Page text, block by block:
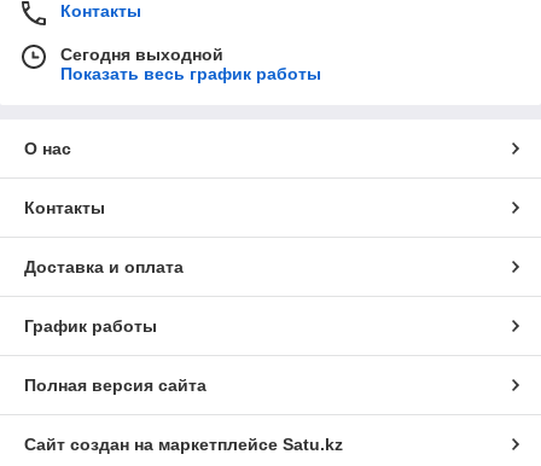
Контакты
Сегодня выходной
Показать весь график работы
О нас
Контакты
Доставка и оплата
График работы
Полная версия сайта
Сайт создан на маркетплейсе Satu.kz